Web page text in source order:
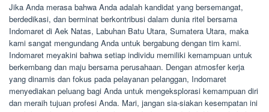
Jika Anda merasa bahwa Anda adalah kandidat yang bersemangat,
berdedikasi, dan berminat berkontribusi dalam dunia ritel bersama
Indomaret di Aek Natas, Labuhan Batu Utara, Sumatera Utara, maka
kami sangat mengundang Anda untuk bergabung dengan tim kami.
Indomaret meyakini bahwa setiap individu memiliki kemampuan untuk
berkembang dan maju bersama perusahaan. Dengan atmosfer kerja
yang dinamis dan fokus pada pelayanan pelanggan, Indomaret
menyediakan peluang bagi Anda untuk mengeksplorasi kemampuan diri
dan meraih tujuan profesi Anda. Mari, jangan sia-siakan kesempatan ini